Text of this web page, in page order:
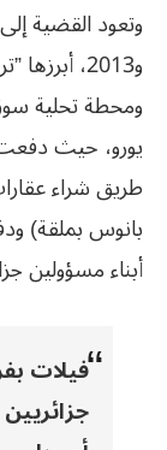
يورو، حيث
‏طريق شراء
بانوس بملقة)
أبناء مسؤولين
فيلات
جزائريين